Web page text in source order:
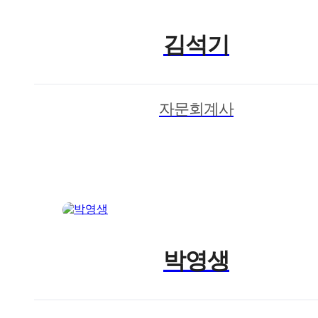
김석기
자문회계사
박영생